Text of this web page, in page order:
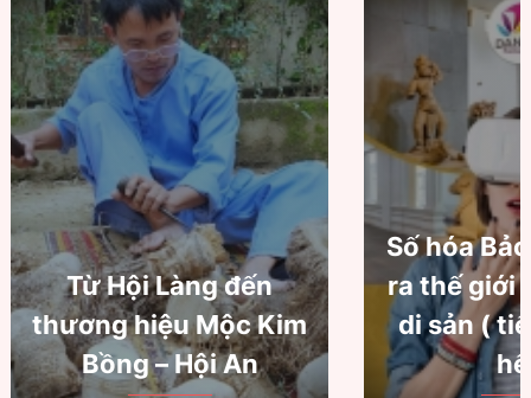
Từ Hội Làng đến
thương hiệu Mộc Kim
Bồng – Hội An
Số hóa
ra thế giới
di sản (